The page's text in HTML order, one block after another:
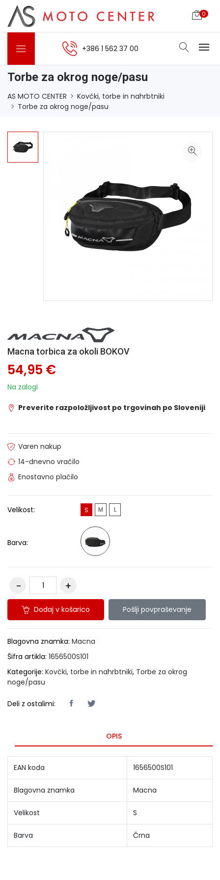
0
+386 1 562 37 00
Torbe za okrog noge/pasu
AS MOTO CENTER
Kovčki, torbe in nahrbtniki
Torbe za okrog noge/pasu
Macna torbica za okoli BOKOV
54,95 €
Na zalogi
Preverite razpoložljivost po trgovinah po Sloveniji
Varen nakup
14-dnevno vračilo
Enostavno plačilo
Velikost: S M L
Barva:
Dodaj v košarico Pošlji povpraševanje
Blagovna znamka: Macna
Šifra artikla: 1656500S101
Kategorije: Kovčki, torbe in nahrbtniki, Torbe za okrog
noge/pasu
Deli z ostalimi:
OPIS
EAN koda 1656500S101
Blagovna znamka Macna
Velikost S
Barva Črna